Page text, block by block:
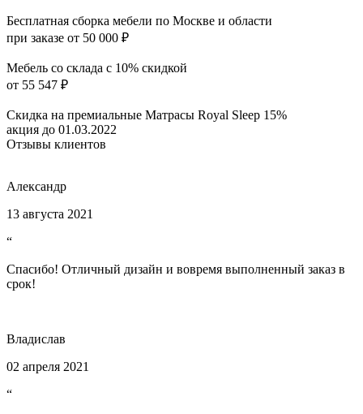
Бесплатная сборка мебели по Москве и области
при заказе от 50 000 ₽
Мебель со склада с 10% скидкой
от 55 547 ₽
Скидка на премиальные Матрасы Royal Sleep 15%
акция до 01.03.2022
Отзывы клиентов
Александр
13 августа 2021
“
Спасибо! Отличный дизайн и вовремя выполненный заказ в
срок!
Владислав
02 апреля 2021
“